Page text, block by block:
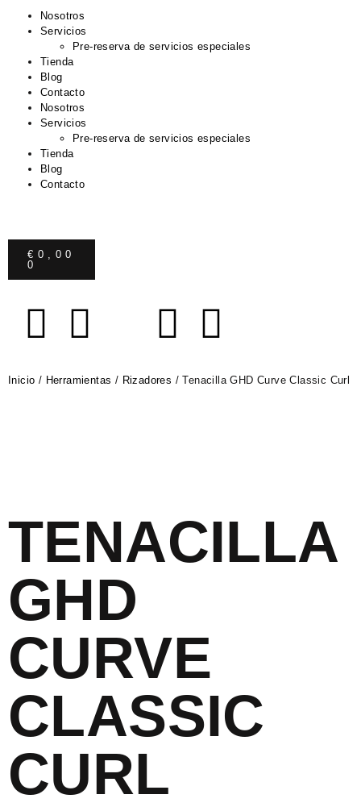
Nosotros
Servicios
Pre-reserva de servicios especiales
Tienda
Blog
Contacto
Nosotros
Servicios
Pre-reserva de servicios especiales
Tienda
Blog
Contacto
€ 0,00
0
Inicio / Herramientas / Rizadores / Tenacilla GHD Curve Classic Curl
TENACILLA
GHD
CURVE
CLASSIC
CURL